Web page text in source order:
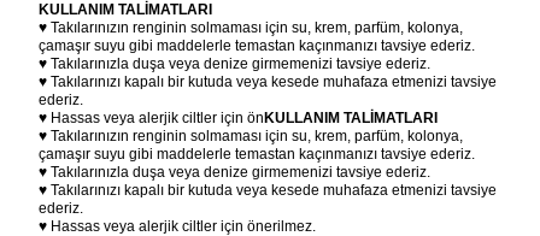
KULLANIM TALİMATLARI
♥ Takılarınızın renginin solmaması için su, krem, parfüm, kolonya,
çamaşır suyu gibi maddelerle temastan kaçınmanızı tavsiye ederiz.
♥ Takılarınızla duşa veya denize girmemenizi tavsiye ederiz.
♥ Takılarınızı kapalı bir kutuda veya kesede muhafaza etmenizi tavsiye
ederiz.
♥ Hassas veya alerjik ciltler için ön KULLANIM TALİMATLARI
♥ Takılarınızın renginin solmaması için su, krem, parfüm, kolonya,
çamaşır suyu gibi maddelerle temastan kaçınmanızı tavsiye ederiz.
♥ Takılarınızla duşa veya denize girmemenizi tavsiye ederiz.
♥ Takılarınızı kapalı bir kutuda veya kesede muhafaza etmenizi tavsiye
ederiz.
♥ Hassas veya alerjik ciltler için önerilmez.